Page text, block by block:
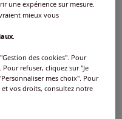
une expérience sur mesure.
mieux vous
.
des cookies". Pour
refuser, cliquez sur "Je
mes choix". Pour
vos droits, consultez notre